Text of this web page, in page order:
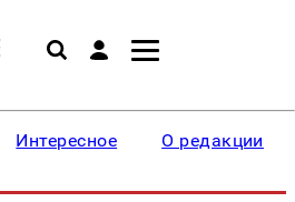
Интересное О редакции